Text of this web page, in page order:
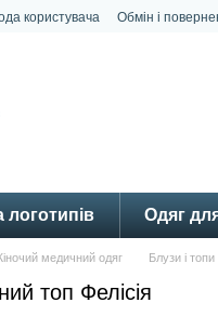
користувача
Обмін і
Одяг
медичний одяг Блузи і топи
топ Фелісія